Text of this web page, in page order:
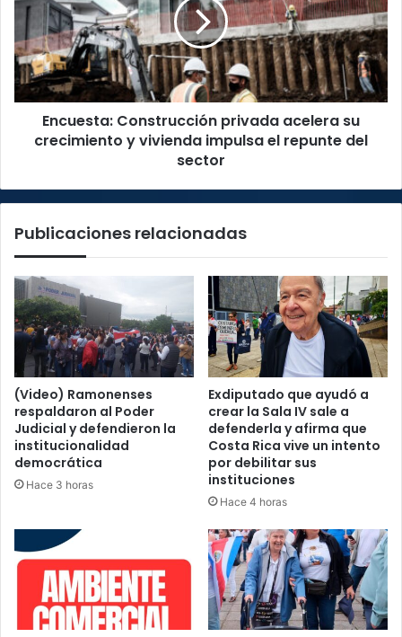
acelera
crecimiento
y
vivienda
impulsa
repunte
Encuesta: Construcción privada acelera su
crecimiento y vivienda impulsa el repunte del
sector
Publicaciones relacionadas
(Video) Ramonenses
respaldaron al Poder
Judicial y defendieron la
institucionalidad
democrática
Hace 3 horas
Exdiputado que ayudó a
crear la Sala IV sale a
defenderla y afirma que
Costa Rica vive un intento
por debilitar sus
instituciones
Hace 4 horas